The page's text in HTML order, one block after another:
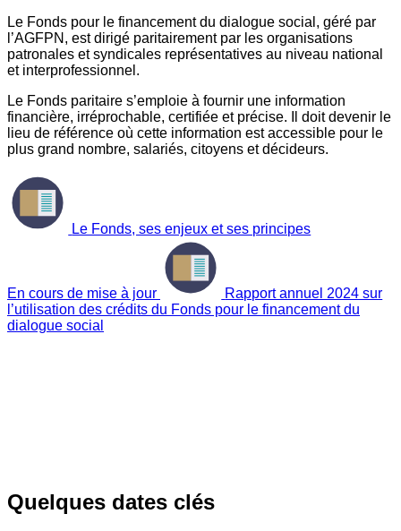
Le Fonds pour le financement du dialogue social, géré par
l’AGFPN, est dirigé paritairement par les organisations
patronales et syndicales représentatives au niveau national
et interprofessionnel.
Le Fonds paritaire s’emploie à fournir une information
financière, irréprochable, certifiée et précise. Il doit devenir le
lieu de référence où cette information est accessible pour le
plus grand nombre, salariés, citoyens et décideurs.
Le Fonds, ses enjeux et ses principes
En cours de mise à jour
Rapport annuel 2024 sur
l’utilisation des crédits du Fonds pour le financement du
dialogue social
Quelques dates clés